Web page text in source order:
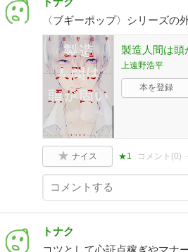
〈ブギーポップ〉シリーズの
製造人間は頭
上遠野浩平
本を登録
ナイス ★1 コメント(0)
トナク
コツとして心証点稼ぎやマナ